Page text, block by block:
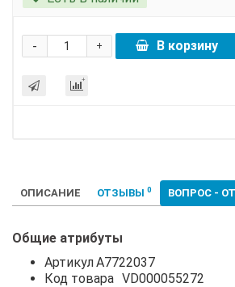
+
- В корзину
ОПИСАНИЕ ОТЗЫВЫ 0 ВОПРОС -
Общие атрибуты
АртикулA7722037
Код товара VD000055272